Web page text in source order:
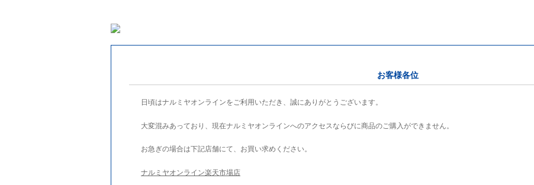
お客様各位
日頃はナルミヤオンラインをご利用いただき、誠にありがとうございます。
大変混みあっており、現在ナルミヤオンラインへのアクセスならびに商品のご購入ができません。
お急ぎの場合は下記店舗にて、お買い求めください。
ナルミヤオンライン楽天市場店